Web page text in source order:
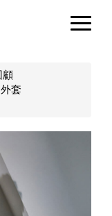
顧
外套